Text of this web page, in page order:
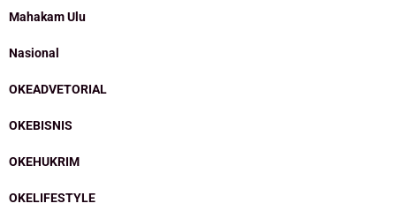
Mahakam Ulu
Nasional
OKEADVETORIAL
OKEBISNIS
OKEHUKRIM
OKELIFESTYLE